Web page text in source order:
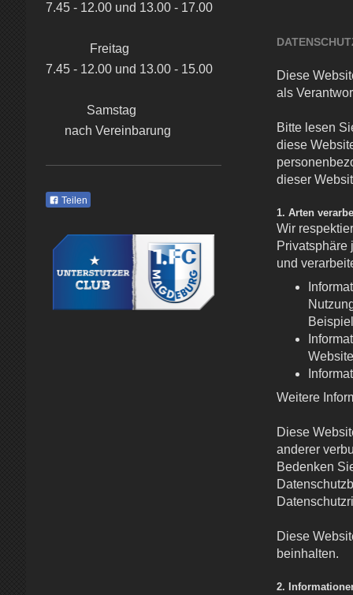
Diese
als
Bitte lesen
diese
dieser
1. Arten
Wir
Privatsphäre
und
Weitere
Diese
anderer
Bedenken
Diese
beinhalten.
2.
7.45 - 12.00 und 13.00 - 17.00
Freitag
7.45 - 12.00 und 13.00 - 15.00
Samstag
nach Vereinbarung
Teilen